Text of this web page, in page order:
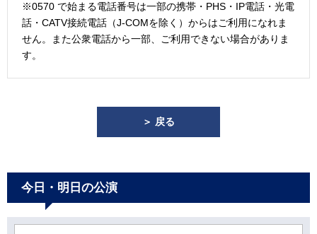
※0570 で始まる電話番号は一部の携帯・PHS・IP電話・光電
話・CATV接続電話（J-COMを除く）からはご利用になれま
せん。また公衆電話から一部、ご利用できない場合がありま
す。
＞ 戻る
今日・明日の公演